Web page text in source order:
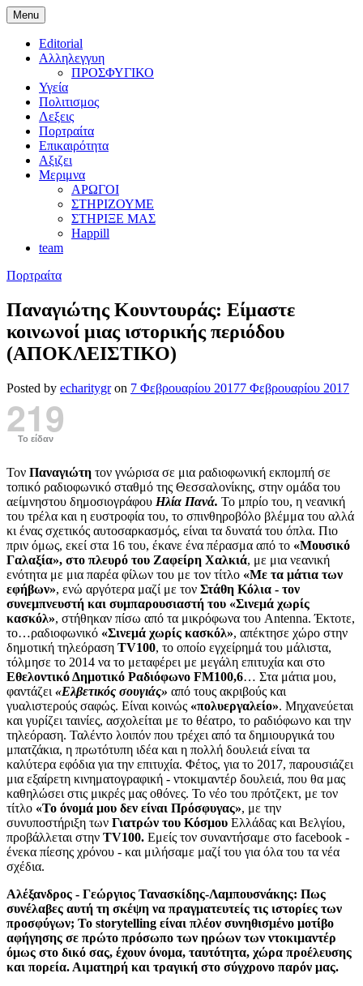
E-charity.gr Portal
#echaritygr
Menu
Editorial
Αλληλεγγυη
ΠΡΟΣΦΥΓΙΚΟ
Υγεία
Πολιτισμος
Λεξεις
Πορτραίτα
Επικαιρότητα
Αξιζει
Μεριμνα
ΑΡΩΓΟΙ
ΣΤΗΡΙΖΟΥΜΕ
ΣΤΗΡΙΞΕ ΜΑΣ
Happill
team
Πορτραίτα
Παναγιώτης Κουντουράς: Είμαστε
κοινωνοί μιας ιστορικής περιόδου
(ΑΠΟΚΛΕΙΣΤΙΚΟ)
Posted by echaritygron 7 Φεβρουαρίου 20177 Φεβρουαρίου 2017
219
Το είδαν
Τον Παναγιώτη τον γνώρισα σε μια ραδιοφωνική εκπομπή σε
τοπικό ραδιοφωνικό σταθμό της Θεσσαλονίκης, στην ομάδα του
αείμνηστου δημοσιογράφου Ηλία Πανά. Το μπρίο του, η νεανική
του τρέλα και η ευστροφία του, το σπινθηροβόλο βλέμμα του αλλά
κι ένας σχετικός αυτοσαρκασμός, είναι τα δυνατά του όπλα. Πιο
πριν όμως, εκεί στα 16 του, έκανε ένα πέρασμα από το «Μουσικό
Γαλαξία», στο πλευρό του Ζαφείρη Χαλκιά, με μια νεανική
ενότητα με μια παρέα φίλων του με τον τίτλο «Με τα μάτια των
εφήβων», ενώ αργότερα μαζί με τον Στάθη Κόλια - τον
συνεμπνευστή και συμπαρουσιαστή του «Σινεμά χωρίς
κασκόλ», στήθηκαν πίσω από τα μικρόφωνα του Antenna. Έκτοτε,
το…ραδιοφωνικό «Σινεμά χωρίς κασκόλ», απέκτησε χώρο στην
δημοτική τηλεόραση TV100, το οποίο εγχείρημά του μάλιστα,
τόλμησε το 2014 να το μεταφέρει με μεγάλη επιτυχία και στο
Εθελοντικό Δημοτικό Ραδιόφωνο FM100,6… Στα μάτια μου,
φαντάζει «Ελβετικός σουγιάς» από τους ακριβούς και
γυαλιστερούς σαφώς. Είναι κοινώς «πολυεργαλείο». Μηχανεύεται
και γυρίζει ταινίες, ασχολείται με το θέατρο, το ραδιόφωνο και την
τηλεόραση. Ταλέντο λοιπόν που τρέχει από τα δημιουργικά του
μπατζάκια, η πρωτότυπη ιδέα και η πολλή δουλειά είναι τα
καλύτερα εφόδια για την επιτυχία. Φέτος, για το 2017, παρουσιάζει
μια εξαίρετη κινηματογραφική - ντοκιμαντέρ δουλειά, που θα μας
καθηλώσει στις μικρές μας οθόνες. Το νέο του πρότζεκτ, με τον
τίτλο «Το όνομά μου δεν είναι Πρόσφυγας», με την
συνυποστήριξη των Γιατρών του Κόσμου Ελλάδας και Βελγίου,
προβάλλεται στην TV100. Εμείς τον συναντήσαμε στο facebook -
ένεκα πίεσης χρόνου - και μιλήσαμε μαζί του για όλα του τα νέα
σχέδια.
Αλέξανδρος - Γεώργιος Τανασκίδης-Λαμπουσνάκης: Πως
συνέλαβες αυτή τη σκέψη να πραγματευτείς τις ιστορίες των
προσφύγων; Το storytelling είναι πλέον συνηθισμένο μοτίβο
αφήγησης σε πρώτο πρόσωπο των ηρώων των ντοκιμαντέρ
όμως στο δικό σας, έχουν όνομα, ταυτότητα, χώρα προέλευσης
και πορεία. Αιματηρή και τραγική στο σύγχρονο παρόν μας.